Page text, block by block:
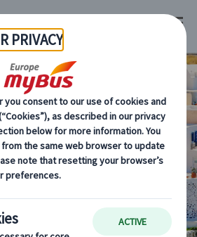
ギリシャ
オプショナルツアー